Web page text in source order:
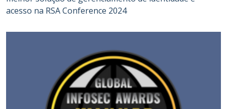
acesso na RSA Conference 2024